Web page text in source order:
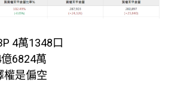
4萬1348口
6824萬
權是偏空